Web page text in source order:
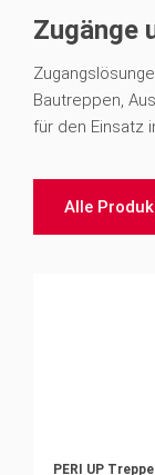
Zugänge
Bautreppen,
für den Einsatz
Alle
PERI UP